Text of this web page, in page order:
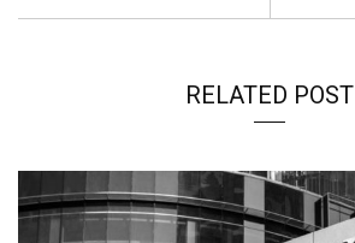
RELATED POST